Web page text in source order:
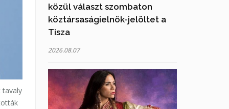
tavaly
közül választ szombaton
köztársaságielnök-jelöltet a
Tisza
2026.08.07